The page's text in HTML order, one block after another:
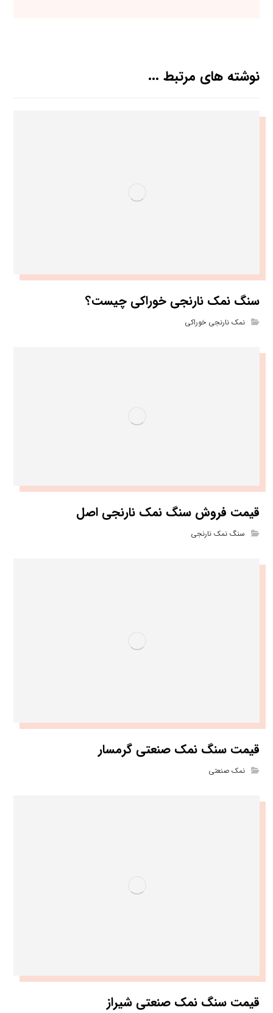
نوشته های مرتبط ...
سنگ نمک نارنجی خوراکی چیست؟
نمک نارنجی خوراکی
قیمت فروش سنگ نمک نارنجی اصل
سنگ نمک نارنجی
قیمت سنگ نمک صنعتی گرمسار
نمک صنعتی
قیمت سنگ نمک صنعتی شیراز